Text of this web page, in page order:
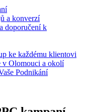
a konverzí
doporučení k
ke každému klientovi
v Olomouci a okolí
Podnikání